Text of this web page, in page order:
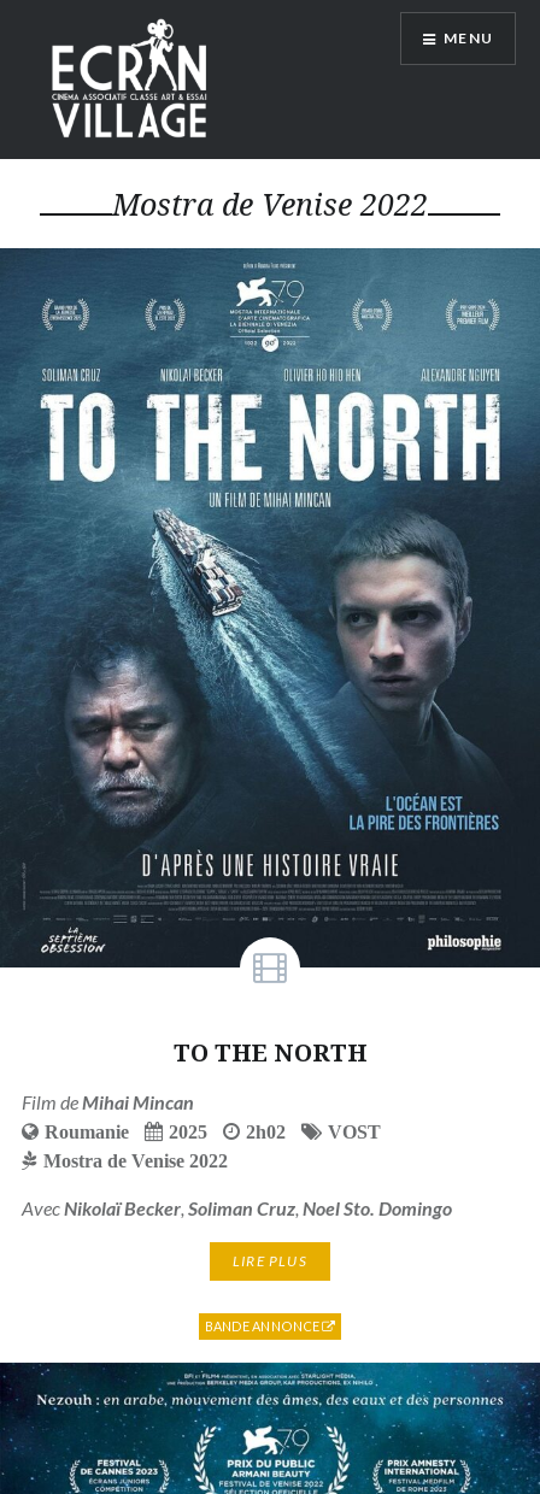
contenu
principal
ÉCRAN VILLAGE
MENU
Mostra de Venise 2022
TO THE NORTH
Film de Mihai Mincan
Roumanie 2025 2h02
VOST
Mostra de Venise 2022
Avec Nikolaï Becker, Soliman Cruz, Noel Sto. Domingo
LIRE PLUS
BANDE ANNONCE